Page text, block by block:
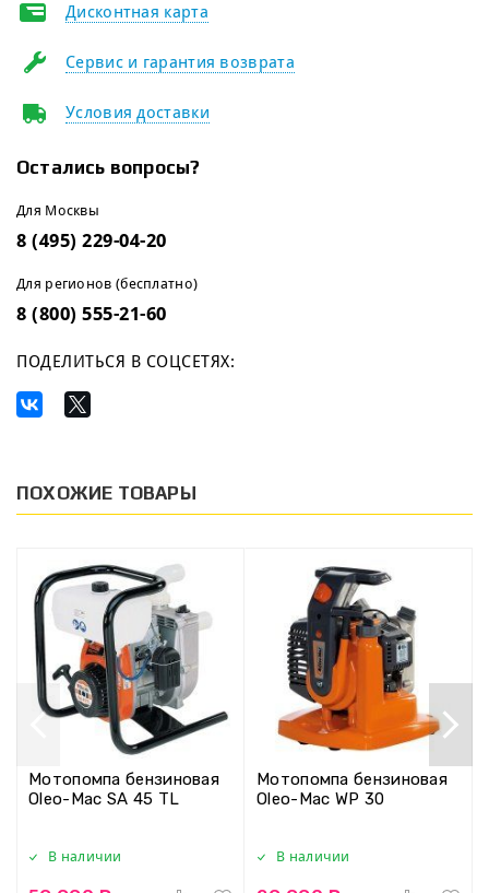
Дисконтная карта
Сервис и гарантия возврата
Условия доставки
Остались вопросы?
Для Москвы
8 (495) 229-04-20
Для регионов (бесплатно)
8 (800) 555-21-60
ПОДЕЛИТЬСЯ В СОЦСЕТЯХ:
ПОХОЖИЕ ТОВАРЫ
Мотопомпа бензиновая
Oleo-Mac SA 45 TL
В наличии
Мотопомпа бензиновая
Oleo-Mac WP 30
В наличии